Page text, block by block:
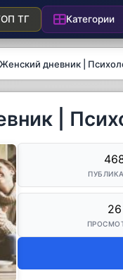
ТГ Категории
Женский дневник |
|
26